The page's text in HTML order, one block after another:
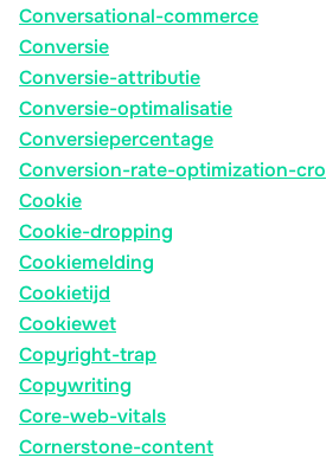
Conversational-commerce
Conversie
Conversie-attributie
Conversie-optimalisatie
Conversiepercentage
Conversion-rate-optimization-cro
Cookie
Cookie-dropping
Cookiemelding
Cookietijd
Cookiewet
Copyright-trap
Copywriting
Core-web-vitals
Cornerstone-content